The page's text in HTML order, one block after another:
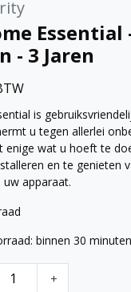
Essential
- 3 Jaren
is
u tegen allerlei
enige wat u hoeft te
en te genieten
apparaat.
binnen 30
+